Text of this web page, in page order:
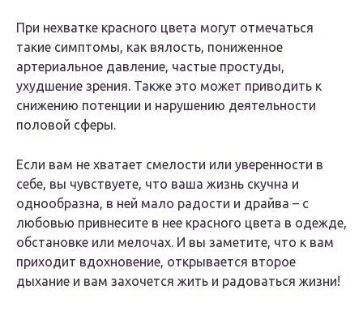
При нехватке красного цвета могут отмечаться
такие симптомы, как вялость, пониженное
артериальное давление, частые простуды,
ухудшение зрения. Также это может приводить к
снижению потенции и нарушению деятельности
половой сферы.
Если вам не хватает смелости или уверенности в
себе, вы чувствуете, что ваша жизнь скучна и
однообразна, в ней мало радости и драйва – с
любовью привнесите в нее красного цвета в одежде,
обстановке или мелочах. И вы заметите, что к вам
приходит вдохновение, открывается второе
дыхание и вам захочется жить и радоваться жизни!